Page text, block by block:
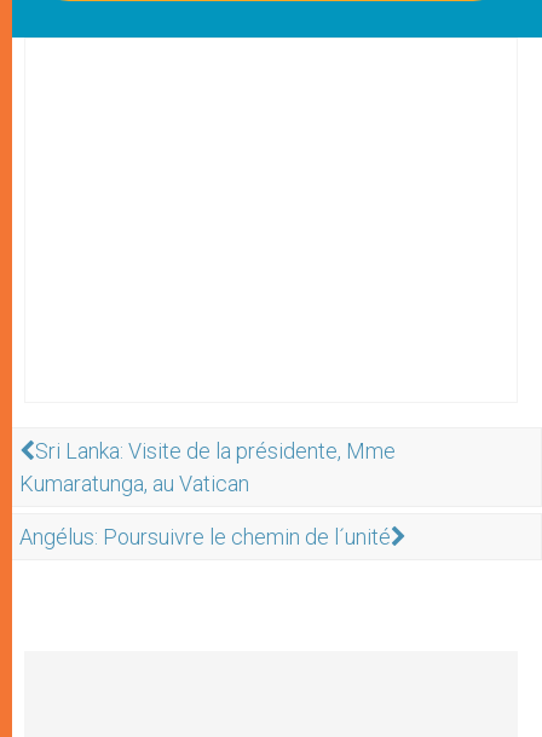
Sri Lanka: Visite de la présidente, Mme
Kumaratunga, au Vatican
Angélus: Poursuivre le chemin de l´unité